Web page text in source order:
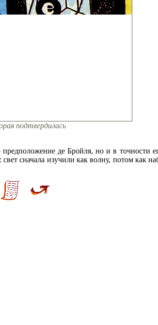
подтвердилась
предположение де Бройля, но и в точности
сначала изучили как волну, потом как